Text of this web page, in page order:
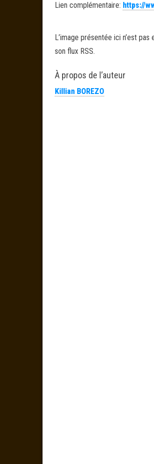
Lien complémentaire: https://
L’image présentée ici n’est
son flux RSS.
À propos de l’auteur
Killian BOREZO